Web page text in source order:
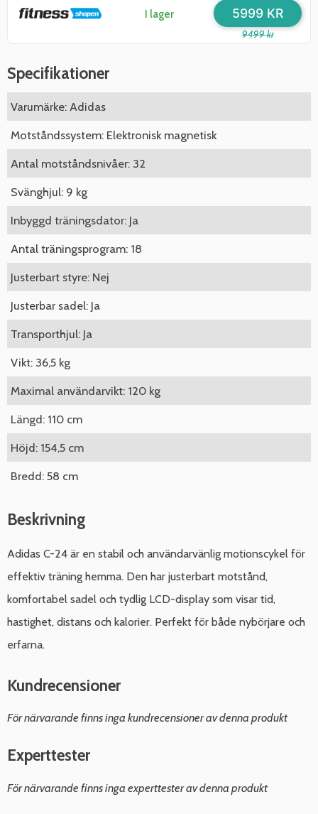
I lager
9499 kr
5999 KR
Specifikationer
Varumärke: Adidas
Motståndssystem: Elektronisk magnetisk
Antal motståndsnivåer: 32
Svänghjul: 9 kg
Inbyggd träningsdator: Ja
Antal träningsprogram: 18
Justerbart styre: Nej
Justerbar sadel: Ja
Transporthjul: Ja
Vikt: 36,5 kg
Maximal användarvikt: 120 kg
Längd: 110 cm
Höjd: 154,5 cm
Bredd: 58 cm
Beskrivning
Adidas C-24 är en stabil och användarvänlig motionscykel för
effektiv träning hemma. Den har justerbart motstånd,
komfortabel sadel och tydlig LCD-display som visar tid,
hastighet, distans och kalorier. Perfekt för både nybörjare och
erfarna.
Kundrecensioner
För närvarande finns inga kundrecensioner av denna produkt
Experttester
För närvarande finns inga experttester av denna produkt